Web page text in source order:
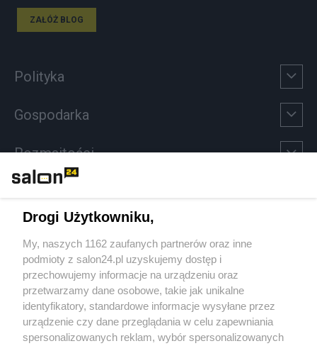
ZAŁÓŻ BLOG
Polityka
Gospodarka
Rozmaitości
Sport
Społeczeństwo
Kultura
Drogi Użytkowniku,
My, naszych 1162 zaufanych partnerów oraz inne
podmioty z salon24.pl uzyskujemy dostęp i
przechowujemy informacje na urządzeniu oraz
przetwarzamy dane osobowe, takie jak unikalne
identyfikatory, standardowe informacje wysyłane przez
urządzenie czy dane przeglądania w celu zapewniania
spersonalizowanych reklam, wybór spersonalizowanych